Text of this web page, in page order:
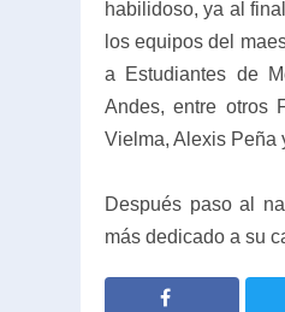
habilidoso, ya al
los equipos del
a Estudiantes de
Andes, entre otros
Vielma, Alexis Peña
Después paso al
más dedicado a su